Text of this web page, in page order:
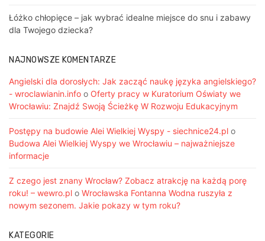
Łóżko chłopięce – jak wybrać idealne miejsce do snu i zabawy
dla Twojego dziecka?
NAJNOWSZE KOMENTARZE
Angielski dla dorosłych: Jak zacząć naukę języka angielskiego?
- wroclawianin.info o Oferty pracy w Kuratorium Oświaty we
Wrocławiu: Znajdź Swoją Ścieżkę W Rozwoju Edukacyjnym
Postępy na budowie Alei Wielkiej Wyspy - siechnice24.pl o
Budowa Alei Wielkiej Wyspy we Wrocławiu – najważniejsze
informacje
Z czego jest znany Wrocław? Zobacz atrakcję na każdą porę
roku! – wewro.pl o Wrocławska Fontanna Wodna ruszyła z
nowym sezonem. Jakie pokazy w tym roku?
KATEGORIE